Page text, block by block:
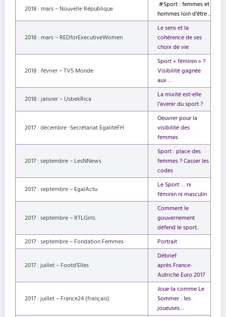
2018 : mars – Nouvelle République
#Sport : femmes et
hommes loin d’être ..
2018 : mars – REDforExecutiveWomen
Le sens et la
cohérence de ses
choix de vie
2018 : février – TV5 Monde
Sport « féminin » ?
Visibilité gagnée
aux …
2018 : janvier – UsbekRica
La mixité est-elle
l’avenir du sport ?
2017 : décembre -Secrétariat EgalitéFH
Oeuvrer pour la
visibilité des
femmes
2017 : septembre – LesNNews
Sport : place des
femmes ? Casser les
codes
2017 : septembre – EgalActu
Le Sport … ni
féminin ni masculin
2017 : septembre – RTLGirls
Comment le
gouvernement
défend le sport..
2017 : septembre – Fondation Femmes
Portrait
2017 : juillet – Footd’Elles
Débrief
après France-
Autriche Euro 2017
2017 : juillet – France24 (français)
Joue-la comme Le
Sommer : les
joueuses…